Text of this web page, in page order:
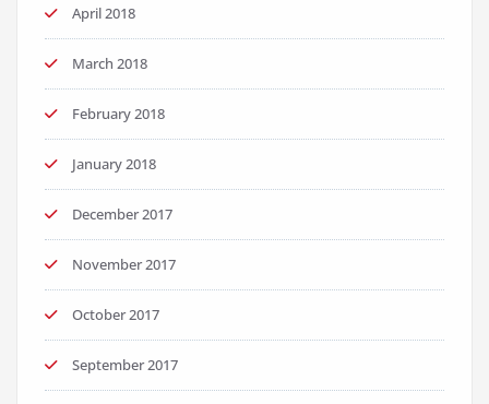
April 2018
March 2018
February 2018
January 2018
December 2017
November 2017
October 2017
September 2017